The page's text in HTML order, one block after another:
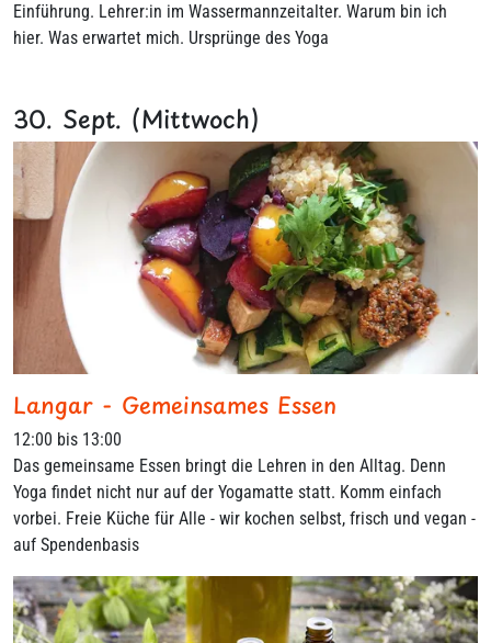
Einführung. Lehrer:in im Wassermannzeitalter. Warum bin ich
hier. Was erwartet mich. Ursprünge des Yoga
30. Sept. (Mittwoch)
Langar - Gemeinsames Essen
12:00 bis 13:00
Das gemeinsame Essen bringt die Lehren in den Alltag. Denn
Yoga findet nicht nur auf der Yogamatte statt. Komm einfach
vorbei. Freie Küche für Alle - wir kochen selbst, frisch und vegan -
auf Spendenbasis